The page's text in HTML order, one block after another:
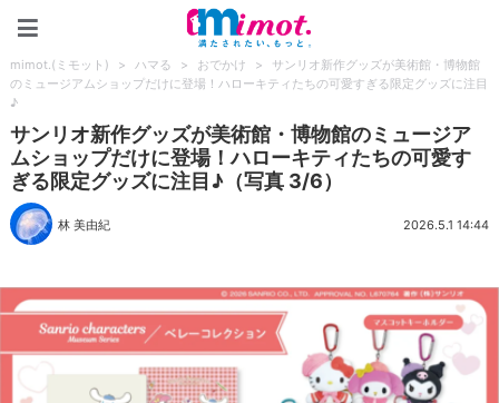
mimot.(ミモット) > ハマる > おでかけ >
サンリオ新作グッズが美術館・博物館
のミュージアムショップだけに登場！ハローキティたちの可愛すぎる限定グッズに注目
♪
サンリオ新作グッズが美術館・博物館のミュージア
ムショップだけに登場！ハローキティたちの可愛す
ぎる限定グッズに注目♪（写真 3/6）
林 美由紀 2026.5.1 14:44